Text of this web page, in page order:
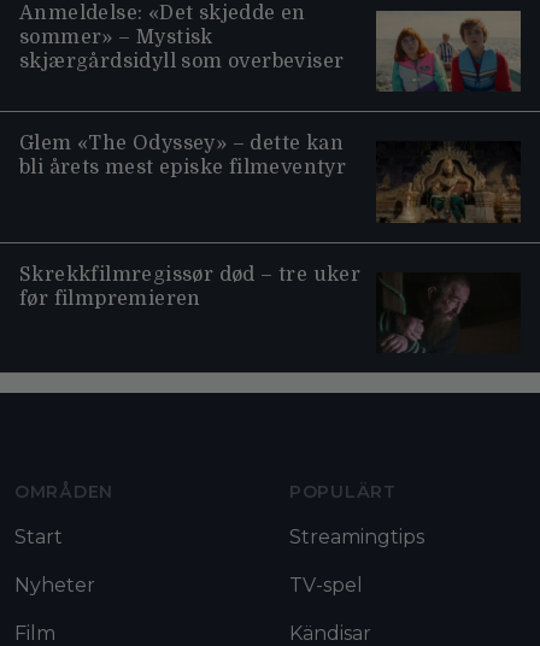
Anmeldelse: «Det skjedde en
sommer» – Mystisk
skjærgårdsidyll som overbeviser
Glem «The Odyssey» – dette kan
bli årets mest episke filmeventyr
Skrekkfilmregissør død – tre uker
før filmpremieren
OMRÅDEN
Start
Nyheter
Film
POPULÄRT
Streamingtips
TV-spel
Kändisar